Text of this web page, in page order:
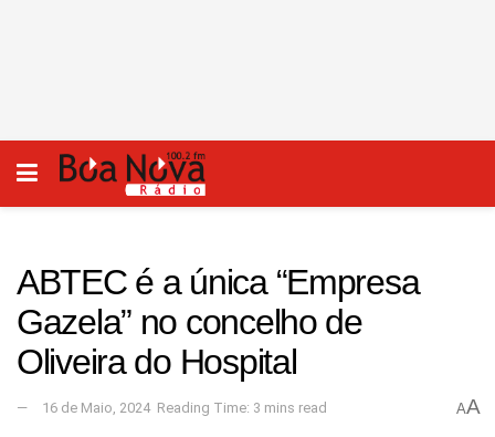
ABTEC é a única “Empresa
Gazela” no concelho de
Oliveira do Hospital
16 de Maio, 2024 Reading Time: 3 mins read AA